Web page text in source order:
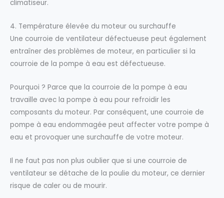
climatiseur.
4. Température élevée du moteur ou surchauffe
Une courroie de ventilateur défectueuse peut également
entraîner des problèmes de moteur, en particulier si la
courroie de la pompe à eau est défectueuse.
Pourquoi ? Parce que la courroie de la pompe à eau
travaille avec la pompe à eau pour refroidir les
composants du moteur. Par conséquent, une courroie de
pompe à eau endommagée peut affecter votre pompe à
eau et provoquer une surchauffe de votre moteur.
Il ne faut pas non plus oublier que si une courroie de
ventilateur se détache de la poulie du moteur, ce dernier
risque de caler ou de mourir.